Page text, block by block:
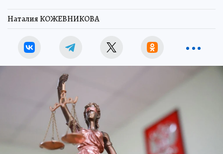
Наталия КОЖЕВНИКОВА